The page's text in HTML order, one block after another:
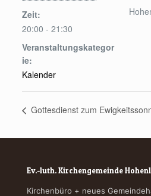
Zeit:
20:00 - 21:30
Veranstaltungskategor
ie:
Kalender
Gottesdienst zum
Ev.-luth. Kirchengemeinde
Kirchenbüro + neues